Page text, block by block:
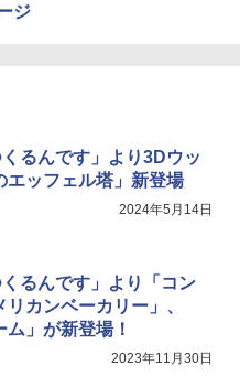
ジ
るんです」より3Dウッ
エッフェル塔」新登場
2024年5月14日
るんです」より「コン
リカンベーカリー」、
ム」が新登場！
2023年11月30日